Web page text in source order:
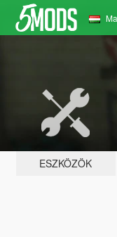
ESZKÖZÖK